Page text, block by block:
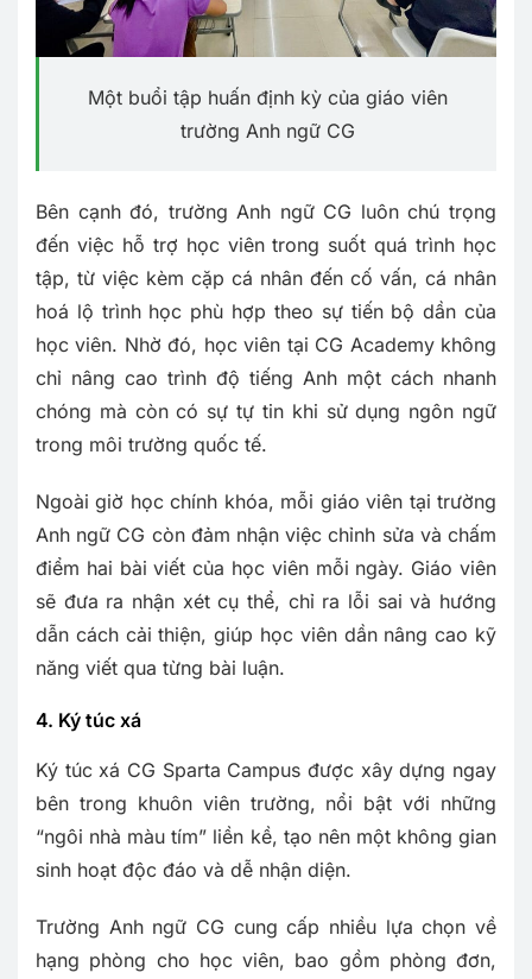
Một buổi tập huấn định kỳ của giáo viên
trường Anh ngữ CG
Bên cạnh đó, trường Anh ngữ CG luôn chú trọng
đến việc hỗ trợ học viên trong suốt quá trình học
tập, từ việc kèm cặp cá nhân đến cố vấn, cá nhân
hoá lộ trình học phù hợp theo sự tiến bộ dần của
học viên. Nhờ đó, học viên tại CG Academy không
chỉ nâng cao trình độ tiếng Anh một cách nhanh
chóng mà còn có sự tự tin khi sử dụng ngôn ngữ
trong môi trường quốc tế.
Ngoài giờ học chính khóa, mỗi giáo viên tại trường
Anh ngữ CG còn đảm nhận việc chỉnh sửa và chấm
điểm hai bài viết của học viên mỗi ngày. Giáo viên
sẽ đưa ra nhận xét cụ thể, chỉ ra lỗi sai và hướng
dẫn cách cải thiện, giúp học viên dần nâng cao kỹ
năng viết qua từng bài luận.
4. Ký túc xá
Ký túc xá CG Sparta Campus được xây dựng ngay
bên trong khuôn viên trường, nổi bật với những
“ngôi nhà màu tím” liền kề, tạo nên một không gian
sinh hoạt độc đáo và dễ nhận diện.
Trường Anh ngữ CG cung cấp nhiều lựa chọn về
hạng phòng cho học viên, bao gồm phòng đơn,